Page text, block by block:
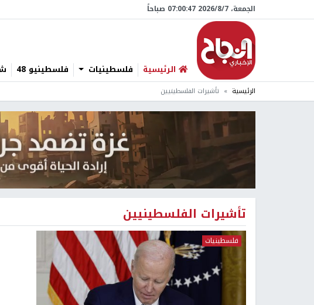
الجمعة، 7/‏8/‏2026 07:00:47 صباحاً
الرئيسية فلسطينيات فلسطينيو 48
الرئيسية تأشيرات الفلسطينيين
تأشيرات الفلسطينيين
فلسطينيات